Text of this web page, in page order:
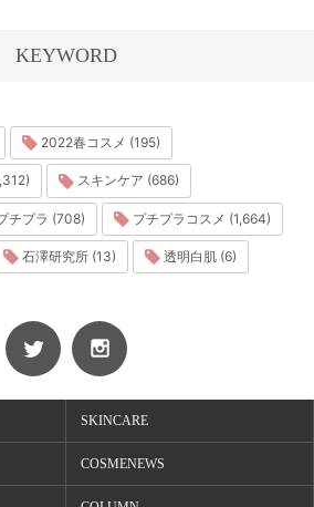
KEYWORD
2022春コスメ (195)
スキンケア (686)
チプラ (708) プチプラコスメ (1,664)
石澤研究所 (13) 透明白肌 (6)
SKINCARE
COSMENEWS